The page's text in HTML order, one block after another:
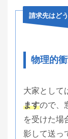
請求先はど
物理的
大家として
ますので、
を受けた場
影して送っ